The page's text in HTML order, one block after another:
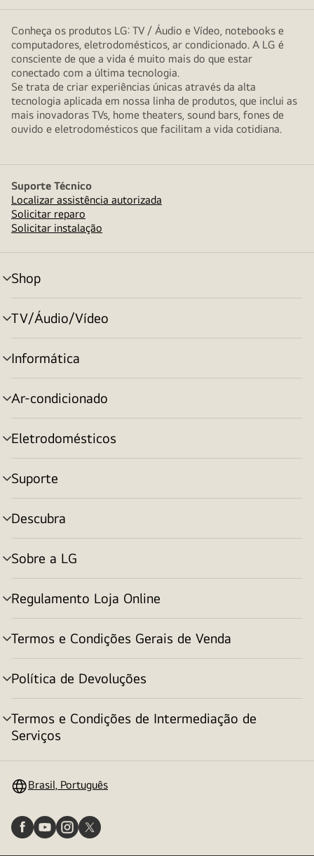
Conheça os produtos LG: TV / Áudio e Vídeo, notebooks e
computadores, eletrodomésticos, ar condicionado. A LG é
consciente de que a vida é muito mais do que estar
conectado com a última tecnologia.
Se trata de criar experiências únicas através da alta
tecnologia aplicada em nossa linha de produtos, que inclui as
mais inovadoras TVs, home theaters, sound bars, fones de
ouvido e eletrodomésticos que facilitam a vida cotidiana.
Suporte Técnico
Localizar assistência autorizada
Solicitar reparo
Solicitar instalação
Shop
alternar
menu
TV/Áudio/Vídeo
alternar
menu
Informática
alternar
menu
Ar-condicionado
alternar
menu
Eletrodomésticos
alternar
menu
Suporte
alternar
menu
Descubra
alternar
menu
Sobre a LG
alternar
menu
Regulamento Loja Online
alternar
menu
Termos e Condições Gerais de Venda
alternar
menu
Política de Devoluções
alternar
menu
Termos e Condições de Intermediação de
Serviços
alternar
Brasil, Português